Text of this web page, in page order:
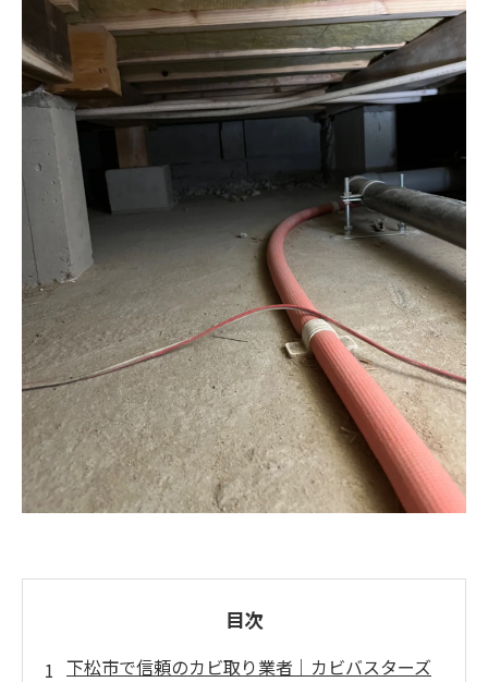
目次
下松市で信頼のカビ取り業者｜カビバスターズ